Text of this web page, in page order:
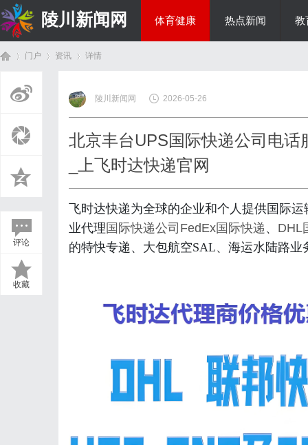
陵川新闻网 体育健康 热点新闻 教
门户 资讯
›
详情
评论
收藏
陵川新闻网 2026-05-26
北京丰台UPS国际快递公司电
_上飞时达快递官网
飞时达快递为全球的企业和个人提供国际
业代理 国际快递公司 FedEx国际快递 、 DHL
的特快专递、大包航空SAL、海运水陆路业